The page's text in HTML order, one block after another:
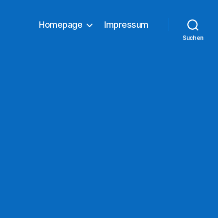
Homepage Impressum
Suchen